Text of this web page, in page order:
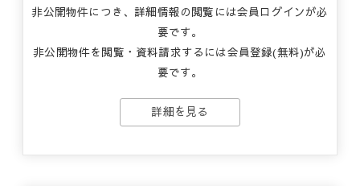
非公開物件につき、詳細情報の閲覧には会員ログインが必
要です。
非公開物件を閲覧・資料請求するには会員登録(無料)が必
要です。
詳細を見る